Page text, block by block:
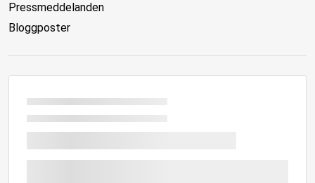
Pressmeddelanden
Bloggposter